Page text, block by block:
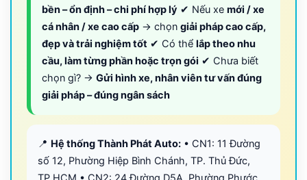
bền – ổn định – chi phí hợp lý ✔ Nếu xe mới / xe
cá nhân / xe cao cấp → chọn giải pháp cao cấp,
đẹp và trải nghiệm tốt ✔ Có thể lắp theo nhu
cầu, làm từng phần hoặc trọn gói ✔ Chưa biết
chọn gì? → Gửi hình xe, nhân viên tư vấn đúng
giải pháp – đúng ngân sách
📍 Hệ thống Thành Phát Auto: • CN1: 11 Đường
số 12, Phường Hiệp Bình Chánh, TP. Thủ Đức,